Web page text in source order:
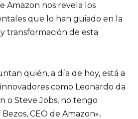
Amazon nos revela los
que lo han guiado en la
transformación de esta
quién, a día de hoy, está a
como Leonardo da
o Steve Jobs, no tengo
CEO de Amazon»,